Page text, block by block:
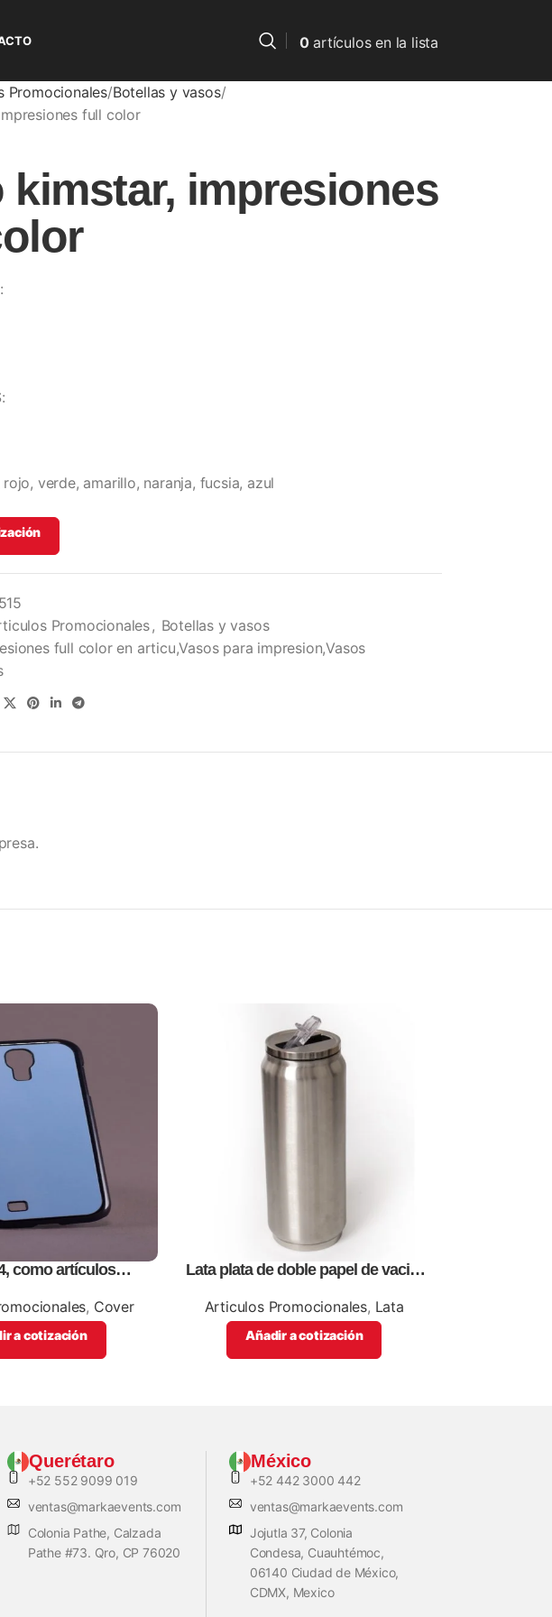
0artículosen la lista
Promocionales Botellas y vasos
full color
kimstar, impresiones
verde, amarillo, naranja, fucsia, azul
Promocionales, Botellas y vasos
full color en articu,Vasos para impresion,Vasos
como artículos
, Cover
a cotización
Lata plata de doble papel de vació,
color
Articulos Promocionales, Lata
Añadir a cotización
Querétaro
+52 552 9099 019
ventas@markaevents.com
Colonia Pathe, Calzada
Pathe #73. Qro, CP 76020
México
+52 442 3000 442
ventas@markaevents.com
Jojutla 37, Colonia
Condesa, Cuauhtémoc,
06140 Ciudad de México,
CDMX, Mexico